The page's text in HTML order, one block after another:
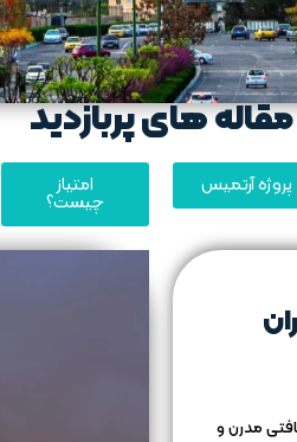
مقاله های پربازدید
پروژه آرتمیس امتیاز
چیست؟
مدرن و